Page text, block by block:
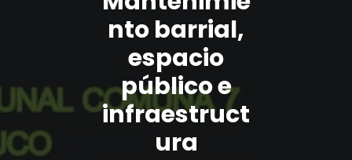
nto barrial,
espacio
público e
infraestruct
ura